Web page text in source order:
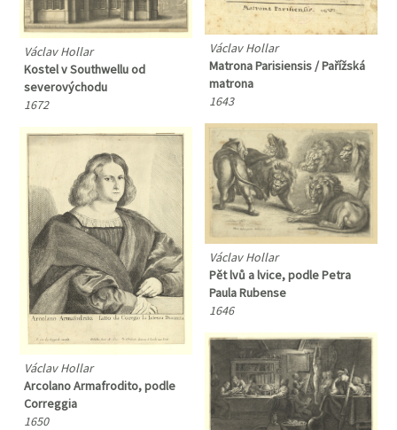
Václav Hollar
Matrona Parisiensis / Pařížská
matrona
1643
Václav Hollar
Kostel v Southwellu od
severovýchodu
1672
Václav Hollar
Pět lvů a lvice, podle Petra
Paula Rubense
1646
Václav Hollar
Arcolano Armafrodito, podle
Correggia
1650